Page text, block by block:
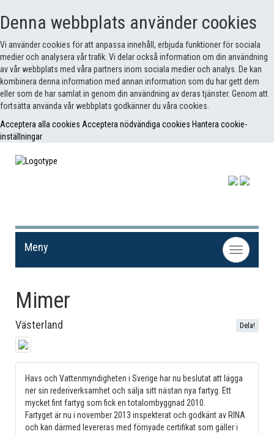
Denna webbplats använder cookies
Vi använder cookies för att anpassa innehåll, erbjuda funktioner för sociala
medier och analysera vår trafik. Vi delar också information om din användning
av vår webbplats med våra partners inom sociala medier och analys. De kan
kombinera denna information med annan information som du har gett dem
eller som de har samlat in genom din användning av deras tjänster. Genom att
fortsätta använda vår webbplats godkänner du våra cookies.
Acceptera alla cookies Acceptera nödvändiga cookies Hantera cookie-
inställningar
Toggle
navigation
Meny
Mimer
Västerland Dela!
Havs och Vattenmyndigheten i Sverige har nu beslutat att lägga
ner sin rederiverksamhet och sälja sitt nästan nya fartyg. Ett
mycket fint fartyg som fick en totalombyggnad 2010.
Fartyget är nu i november 2013 inspekterat och godkänt av RINA
och kan därmed levereras med förnyade certifikat som gäller i